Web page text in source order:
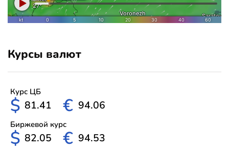
Курсы валют
Курс ЦБ
$ 81.41 € 94.06
Биржевой курс
$ 82.05 € 94.53